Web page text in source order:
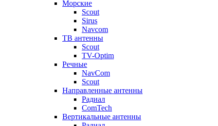
Морские
Scout
Sirus
Navcom
ТВ антенны
Scout
TV-Optim
Речные
NavCom
Scout
Направленные антенны
Радиал
ComTech
Вертикальные антенны